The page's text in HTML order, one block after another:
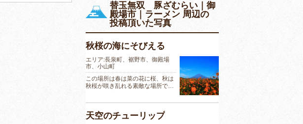
替玉無双 豚ざむらい｜御
殿場市｜ラーメン 周辺の
投稿頂いた写真
秋桜の海にそびえる
エリア:長泉町、裾野市、御殿場
市、小山町
この場所は春は菜の花に桜、秋は
秋桜が咲き乱れる素敵な場所で…
天空のチューリップ